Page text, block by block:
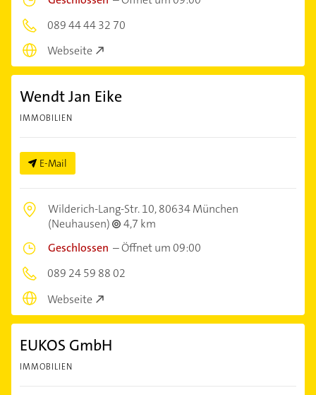
089 44 44 32 70
Webseite
Wendt Jan Eike
IMMOBILIEN
E-Mail
Wilderich-Lang-Str. 10,80634 München
(Neuhausen)
4,7 km
Geschlossen –Öffnet um 09:00
089 24 59 88 02
Webseite
EUKOS GmbH
IMMOBILIEN